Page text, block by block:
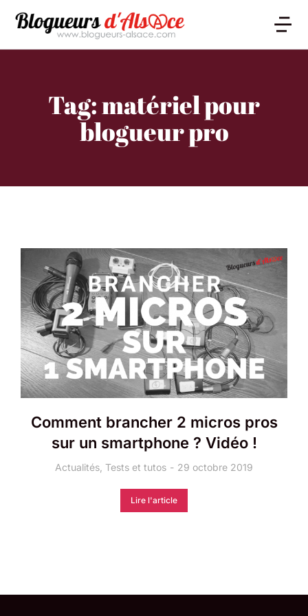
Tag: matériel pour
blogueur pro
Comment brancher 2 micros pros
sur un smartphone ? Vidéo !
Actualités Tests et tutos 29 octobre 2019
Lire l'article